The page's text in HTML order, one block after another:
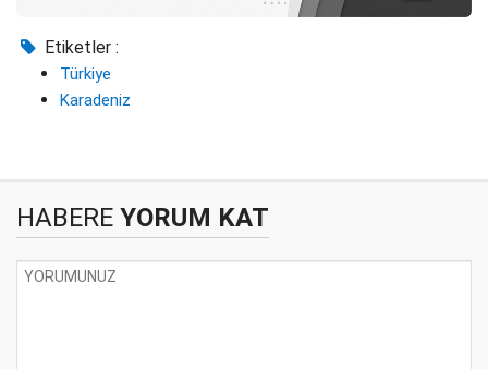
Etiketler :
Türkiye
Karadeniz
HABERE YORUM KAT